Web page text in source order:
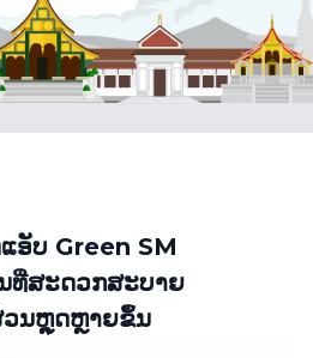
ອັບ Green SM
ທີ່ສະດວກສະບາຍ
ນຫຼຸດຫຼາຍຂຶ້ນ